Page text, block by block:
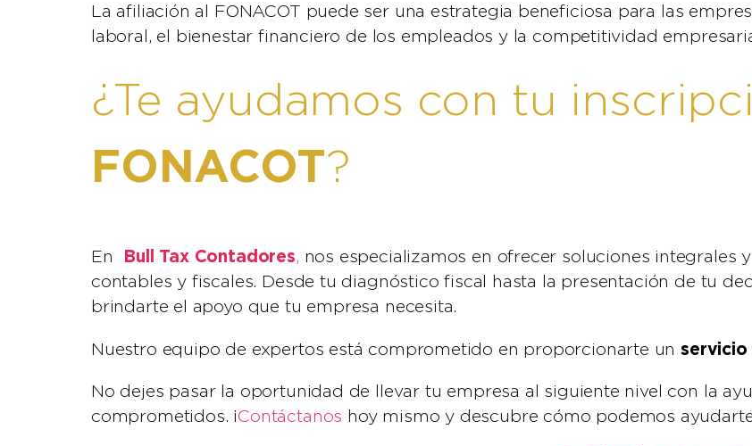
La afiliación al FONACOT puede ser una estrategia beneficiosa para las
laboral, el bienestar financiero de los empleados y la competitividad
¿Te ayudamos con tu
FONACOT?
En Bull Tax Contadores, nos especializamos en ofrecer soluciones integrales
contables y fiscales. Desde tu diagnóstico fiscal hasta la presentación de tu
brindarte el apoyo que tu empresa necesita.
Nuestro equipo de expertos está comprometido en proporcionarte unservicio
No dejes pasar la oportunidad de llevar tu empresa al siguiente nivel con la
comprometidos. ¡Contáctanos hoy mismo y descubre cómo podemos